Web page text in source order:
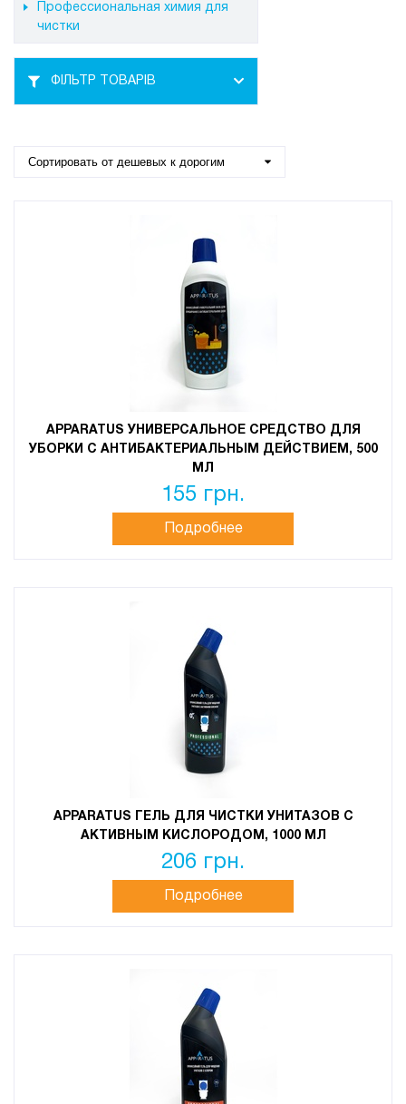
Профессиональная химия для
чистки
ФІЛЬТР ТОВАРІВ
APPARATUS УНИВЕРСАЛЬНОЕ СРЕДСТВО ДЛЯ
УБОРКИ С АНТИБАКТЕРИАЛЬНЫМ ДЕЙСТВИЕМ, 500
МЛ
155 грн.
Подробнее
APPARATUS ГЕЛЬ ДЛЯ ЧИСТКИ УНИТАЗОВ С
АКТИВНЫМ КИСЛОРОДОМ, 1000 МЛ
206 грн.
Подробнее